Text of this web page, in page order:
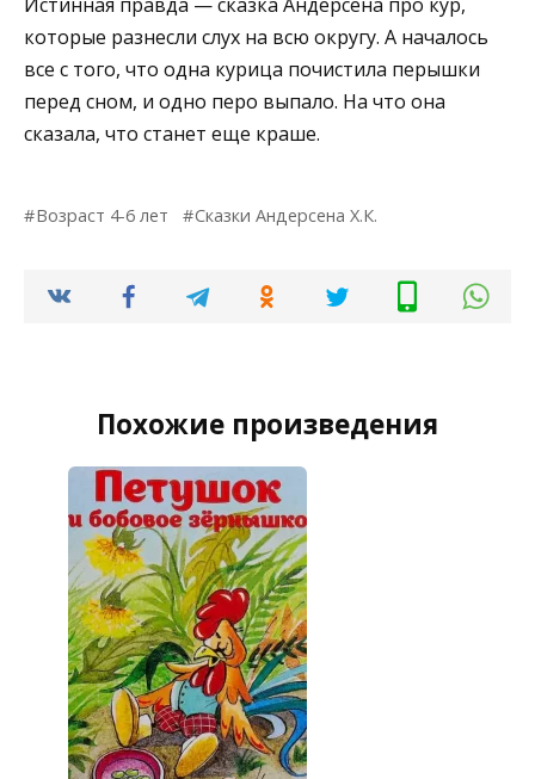
которые разнесли слух на всю округу. А началось
все с того, что одна курица почистила перышки
перед сном, и одно перо выпало. На что она
сказала, что станет еще краше.
Возраст 4-6 лет Сказки Андерсена Х.К.
Похожие произведения